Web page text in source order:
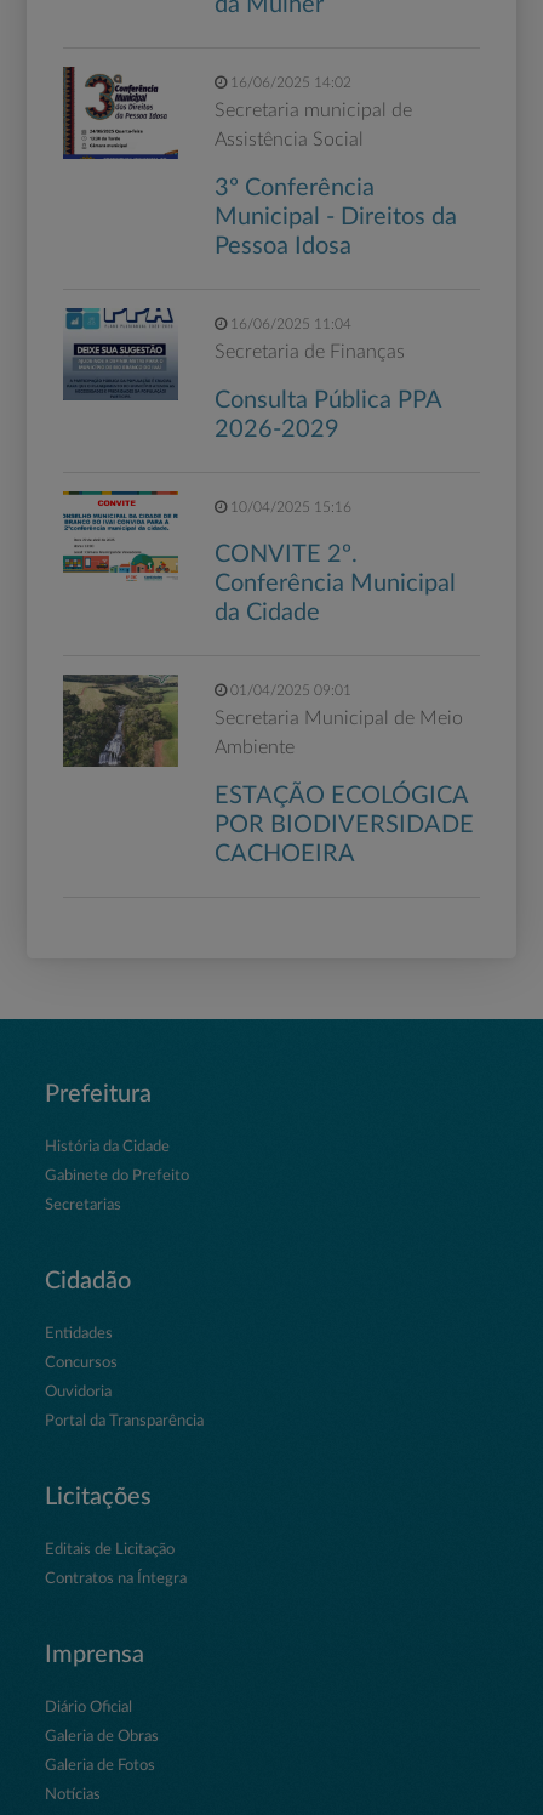
da Mulher
16/06/2025 14:02
Secretaria municipal de
Assistência Social
3º Conferência
Municipal - Direitos da
Pessoa Idosa
16/06/2025 11:04
Secretaria de Finanças
Consulta Pública PPA
2026-2029
10/04/2025 15:16
CONVITE 2º.
Conferência Municipal
da Cidade
01/04/2025 09:01
Secretaria Municipal de Meio
Ambiente
ESTAÇÃO ECOLÓGICA
POR BIODIVERSIDADE
CACHOEIRA
Prefeitura
História da Cidade
Gabinete do Prefeito
Secretarias
Cidadão
Entidades
Concursos
Ouvidoria
Portal da Transparência
Licitações
Editais de Licitação
Contratos na Íntegra
Imprensa
Diário Oficial
Galeria de Obras
Galeria de Fotos
Notícias